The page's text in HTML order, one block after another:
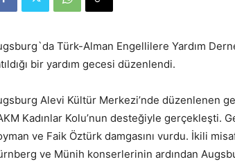
Türk-Alman Engellilere Yardım
bir yardım gecesi düzenlendi.
Alevi Kültür Merkezi’nde düzenlenen
Kadınlar Kolu’nun desteğiyle gerçekleşti.
ve Faik Öztürk damgasını vurdu. İkili
ve Münih konserlerinin ardından